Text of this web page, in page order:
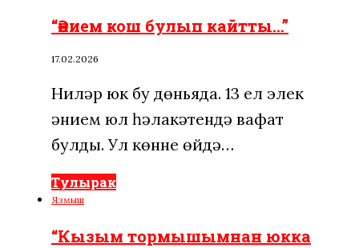
“Әнием кош булып кайтты…”
17.02.2026
Ниләр юк бу дөньяда. 13 ел элек
әнием юл һәлакәтендә вафат
булды. Ул көнне өйдә…
Тулырак
Язмыш
“Кызым тормышымнан юкка